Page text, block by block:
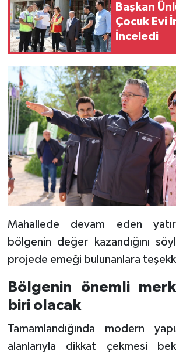
Başkan
Çocuk Evi
İnceledi
Mahallede devam eden
bölgenin değer kazandığını
projede emeği bulunanlara
Bölgenin önemli
biri olacak
Tamamlandığında modern
alanlarıyla dikkat çekmesi